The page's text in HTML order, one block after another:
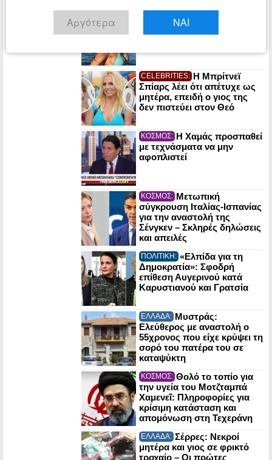
Μαρία Σολωμού με γαλάζιο
μπικίνι στην παραλία (φωτο)
CELEBRITIES: Η Μπρίτνεϊ
Σπίαρς λέει ότι απέτυχε ως
μητέρα, επειδή ο γιος της
δεν πιστεύει στον Θεό
ΚΟΣΜΟΣ: Η Χαμάς προσπαθεί
με τεχνάσματα να μην
αφοπλιστεί
ΚΟΣΜΟΣ: Μετωπική
σύγκρουση Ιταλίας-Ισπανίας
για την αναστολή της
Σένγκεν – Σκληρές δηλώσεις
και απειλές
ΠΟΛΙΤΙΚΗ: «Ελπίδα για τη
Δημοκρατία»: Σφοδρή
επίθεση Αυγερινού κατά
Καρυστιανού και Γρατσία
ΕΛΛΑΔΑ: Μυστράς:
Ελεύθερος με αναστολή ο
55χρονος που είχε κρύψει τη
σορό του πατέρα του σε
καταψύκτη
ΚΟΣΜΟΣ: Θολό το τοπίο για
την υγεία του Μοτζταμπά
Χαμενεΐ: Πληροφορίες για
κρίσιμη κατάσταση και
απομόνωση στη Τεχεράνη
ΕΛΛΑΔΑ: Σέρρες: Νεκροί
μητέρα και γιος σε φρικτό
τροχαίο – Οι πρώτες
Αργότερα ΝΑΙ